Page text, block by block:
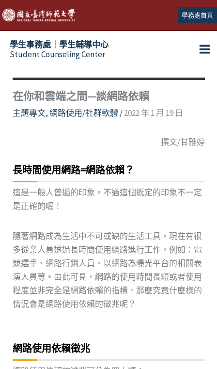
跳
至
主
學務處首頁
學生事務處┆學生輔導中心
Student Counseling Center
在你和雲端之間—談網路依賴
主題專文,網路使用/社群軟體/2022 年 1 月 19 日
撰文/甘雅婷
長時間使用網路=網路依賴？
這是一般人普遍的印象，不過這個既定的印象不一定
是正確的喔！
隨著網路成為生活中不可或缺的生活工具，現在有很
多從業人員透過長時間使用網路進行工作，例如：電
競選手、網路行銷人員、以網路為曝光平台的相關表
演人員等。由此可見，網路的使用時間長短或者使用
程度並非完全是網路依賴的指標。那麼究竟什麼樣的
情況會是網路使用依賴的徵兆呢？
網路使用依賴徵兆